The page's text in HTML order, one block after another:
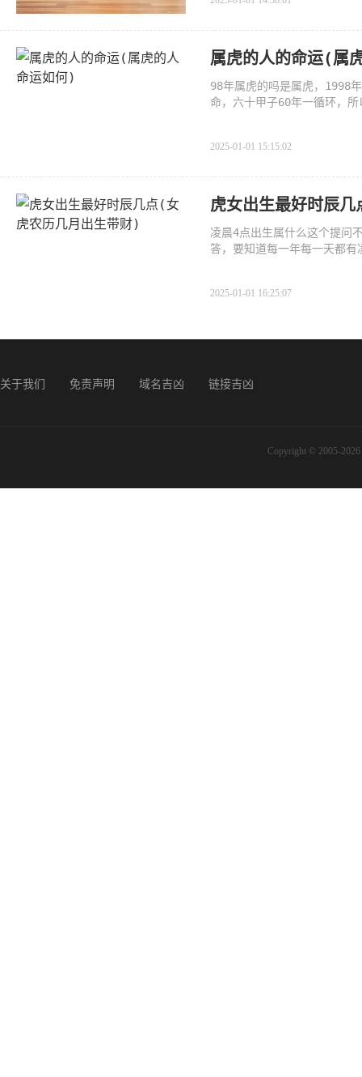
属虎的人的命运(属
98年属虎的吗是属虎，1998
命，六十甲子60年一循环，
2025-01-01 15:15:02
虎女出生最好时辰
凌晨4点出生属什么这个提问
答，要知道每一年每一天都
2025-01-01 16:25:07
关于我们 免责声明 域名吉凶 链接吉凶
Copyright © 2005-